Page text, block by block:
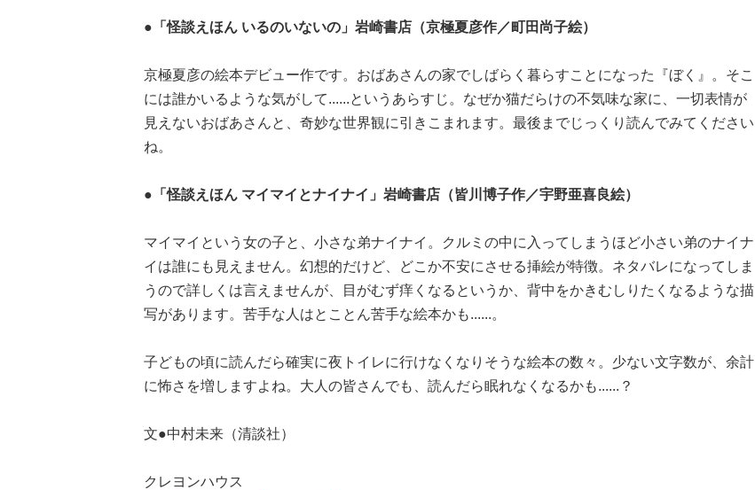
●「怪談えほん いるのいないの」岩崎書店（京極夏彦作／町田尚子絵）
京極夏彦の絵本デビュー作です。おばあさんの家でしばらく暮らすことになった『ぼく』。そこ
には誰かいるような気がして......というあらすじ。なぜか猫だらけの不気味な家に、一切表情が
見えないおばあさんと、奇妙な世界観に引きこまれます。最後までじっくり読んでみてください
ね。
●「怪談えほん マイマイとナイナイ」岩崎書店（皆川博子作／宇野亜喜良絵）
マイマイという女の子と、小さな弟ナイナイ。クルミの中に入ってしまうほど小さい弟のナイナ
イは誰にも見えません。幻想的だけど、どこか不安にさせる挿絵が特徴。ネタバレになってしま
うので詳しくは言えませんが、目がむず痒くなるというか、背中をかきむしりたくなるような描
写があります。苦手な人はとことん苦手な絵本かも......。
子どもの頃に読んだら確実に夜トイレに行けなくなりそうな絵本の数々。少ない文字数が、余計
に怖さを増しますよね。大人の皆さんでも、読んだら眠れなくなるかも......？
文●中村未来（清談社）
クレヨンハウス